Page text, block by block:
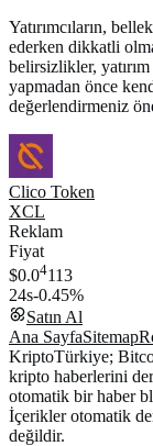
Yatırımcıların,
ederken dikkatli
belirsizlikler,
yapmadan önce
değerlendirmeniz
Clico Token
XCL
Reklam
Fiyat
$0.04113
24s-0.45%
Satın Al
Ana SayfaSitemap
KriptoTürkiye;
kripto haberlerini
otomatik bir haber
İçerikler otomatik
değildir.